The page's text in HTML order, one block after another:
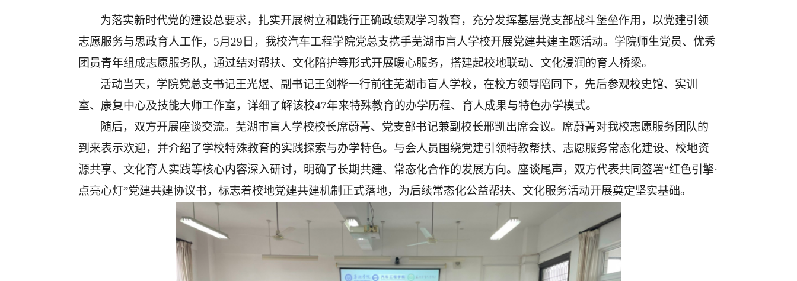
为落实新时代党的建设总要求，扎实开展树立和践行正确政绩观学习教育， 充分发挥基层党支部战斗堡垒作用，以党建引领
志愿服务与思政育人工作， 5月29日，我校汽车工程学院党总支携手芜湖市盲人学校开展党建共建主题活动。学院师生党员、优秀
团员青年组成志愿服务队，通过结对帮扶、文化陪护等形式开展暖心服务，搭建起校地联动、文化浸润的育人桥梁。
活动当天，学院党总支书记王光煜、副书记王剑桦一行前往芜湖市盲人学校，在校方领导陪同下，先后参观校史馆、实训
室、康复中心及技能大师工作室，详细了解该校47年来特殊教育的办学历程、育人成果与特色办学模式。
随后，双方开展座谈交流。芜湖市盲人学校校长席蔚菁、党支部书记兼副校长邢凯出席会议。席蔚菁对我校志愿服务团队的
到来表示欢迎，并介绍了学校特殊教育的实践探索与办学特色。与会人员围绕党建引领特教帮扶、志愿服务常态化建设、校地资
源共享、文化育人实践等核心内容深入研讨，明确了长期共建、常态化合作的发展方向。座谈尾声，双方代表共同签署“红色引擎·
点亮心灯”党建共建协议书，标志着校地党建共建机制正式落地，为后续常态化公益帮扶、文化服务活动开展奠定坚实基础。